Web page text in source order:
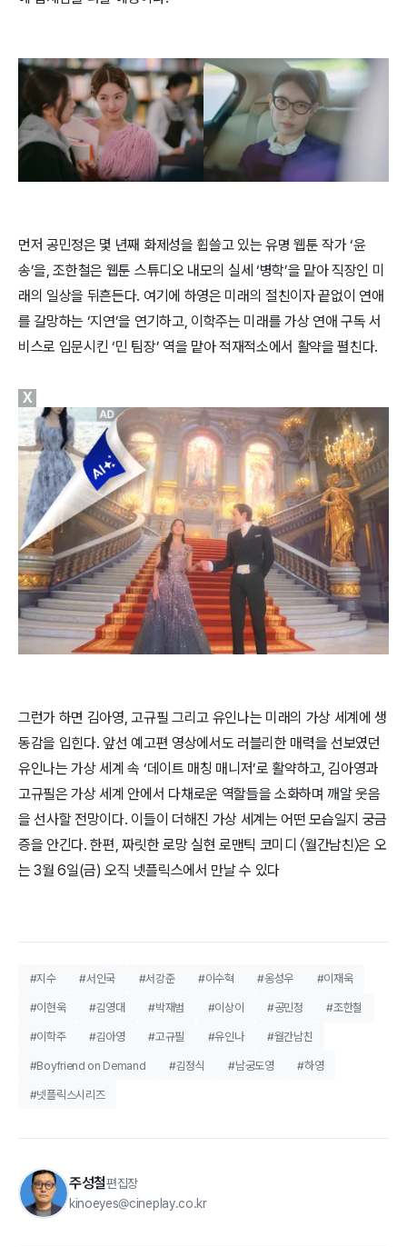
먼저 공민정은 몇 년째 화제성을 휩쓸고 있는 유명 웹툰 작가 ‘윤
송’을, 조한철은 웹툰 스튜디오 내모의 실세 ‘병학’을 맡아 직장인 미
래의 일상을 뒤흔든다. 여기에 하영은 미래의 절친이자 끝없이 연애
를 갈망하는 ‘지연’을 연기하고, 이학주는 미래를 가상 연애 구독 서
비스로 입문시킨 ‘민 팀장’ 역을 맡아 적재적소에서 활약을 펼친다.
그런가 하면 김아영, 고규필 그리고 유인나는 미래의 가상 세계에 생
동감을 입힌다. 앞선 예고편 영상에서도 러블리한 매력을 선보였던
유인나는 가상 세계 속 ‘데이트 매칭 매니저’로 활약하고, 김아영과
고규필은 가상 세계 안에서 다채로운 역할들을 소화하며 깨알 웃음
을 선사할 전망이다. 이들이 더해진 가상 세계는 어떤 모습일지 궁금
증을 안긴다. 한편, 짜릿한 로망 실현 로맨틱 코미디 〈월간남친〉은 오
는 3월 6일(금) 오직 넷플릭스에서 만날 수 있다
#지수 #서인국 #서강준 #이수혁 #옹성우 #이재욱
#이현욱 #김영대 #박재범 #이상이 #공민정 #조한철
#이학주 #김아영 #고규필 #유인나 #월간남친
#Boyfriend on Demand #김정식 #남궁도영 #하영
#넷플릭스시리즈
주성철편집장
kinoeyes@cineplay.co.kr
X